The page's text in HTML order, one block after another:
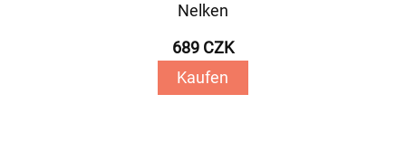
Nelken
689 CZK
Kaufen